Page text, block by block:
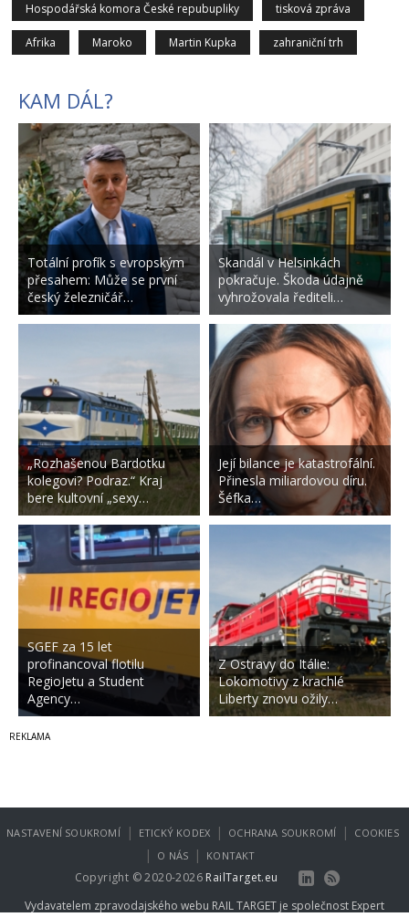
Hospodářská komora České repubupliky tisková zpráva
Afrika Maroko Martin Kupka zahraniční trh
KAM DÁL?
Totální profík s evropským
přesahem: Může se první
český železničář…
„Rozhašenou Bardotku
kolegovi? Podraz.“ Kraj
bere kultovní „sexy…
SGEF za 15 let
profinancoval flotilu
RegioJetu a Student
Agency…
Skandál v Helsinkách
pokračuje. Škoda údajně
vyhrožovala řediteli…
Její bilance je katastrofální.
Přinesla miliardovou díru.
Šéfka…
Z Ostravy do Itálie:
Lokomotivy z krachlé
Liberty znovu ožily…
NASTAVENÍ SOUKROMÍ | ETICKÝ KODEX | OCHRANA SOUKROMÍ | COOKIES
| O NÁS | KONTAKT
Copyright © 2020-2026 RailTarget.eu
Vydavatelem zpravodajského webu RAIL TARGET je společnost Expert